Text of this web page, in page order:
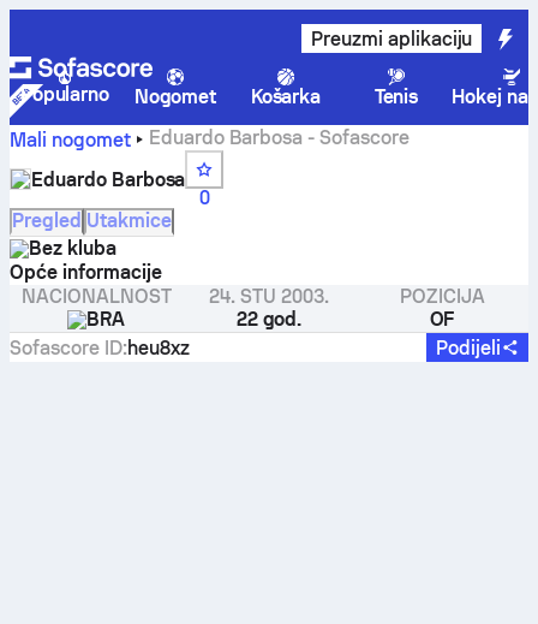
Preuzmi aplikaciju
Popularno Nogomet Košarka Tenis
Hokej na
Mali nogomet
Eduardo Barbosa - Sofascore
Eduardo Barbosa
0
Pregled Utakmice
Bez kluba
Opće informacije
NACIONALNOST
BRA
24. STU 2003.
22 god.
POZICIJA
OF
Sofascore ID:heu8xz Podijeli